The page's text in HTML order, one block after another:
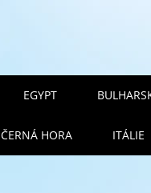
EGYPT
ČERNÁ HORA ITÁLIE